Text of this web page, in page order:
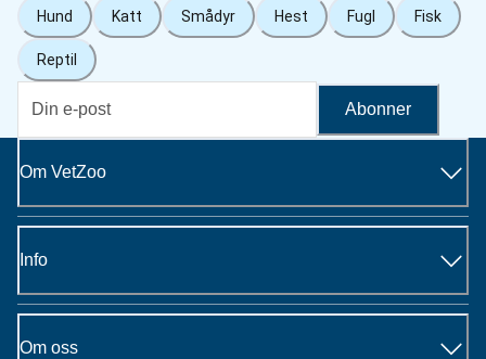
Hund Katt Smådyr Hest Fugl Fisk
Reptil
Abonner
Om VetZoo
Info
Om oss